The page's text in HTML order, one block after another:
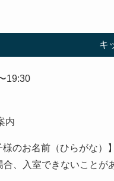
キ
19:30
内
のお名前（ひらがな）
、入室できないことが